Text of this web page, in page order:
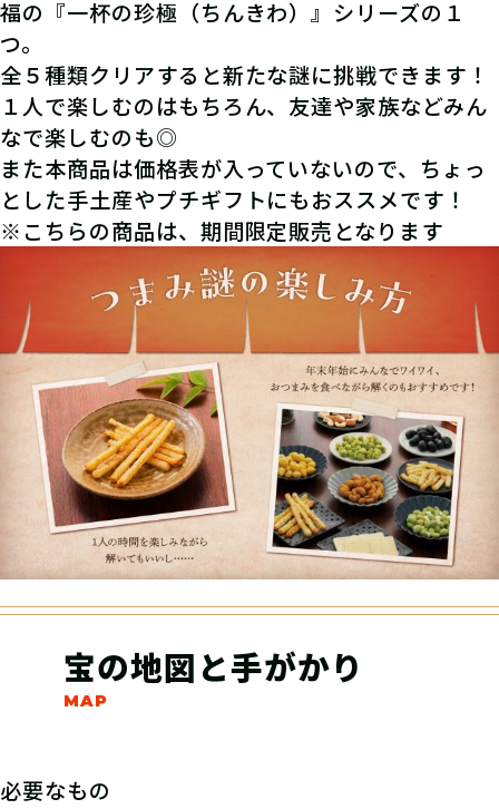
福の『一杯の珍極（ちんきわ）』シリーズの１
つ。
全５種類クリアすると新たな謎に挑戦できます！
１人で楽しむのはもちろん、友達や家族などみん
なで楽しむのも◎
また本商品は価格表が入っていないので、ちょっ
とした手土産やプチギフトにもおススメです！
※こちらの商品は、期間限定販売となります
宝の地図と手がかり
必要なもの